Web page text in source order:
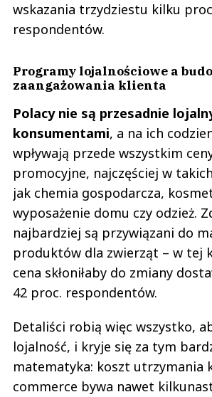
wskazania trzydziestu kilku
respondentów.
Programy lojalnościowe a
zaangażowania klienta
Polacy nie są przesadnie
konsumentami, a na ich
wpływają przede wszystkim
promocyjne, najczęściej w
jak chemia gospodarcza,
wyposażenie domu czy odzież.
najbardziej są przywiązani do
produktów dla zwierząt – w tej
cena skłoniłaby do zmiany
42 proc. respondentów.
Detaliści robią więc wszystko,
lojalność, i kryje się za tym
matematyka: koszt utrzymania
commerce bywa nawet